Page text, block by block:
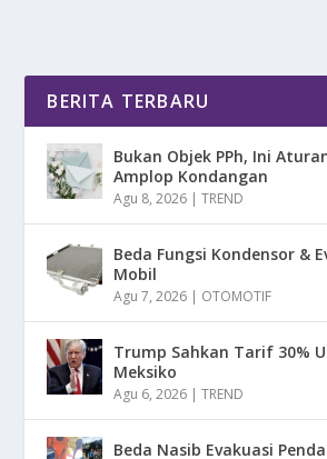
BERITA TERBARU
Bukan Objek PPh, Ini
Amplop Kondangan
Agu 8, 2026 |TREND
Beda Fungsi Kondensor &
Mobil
Agu 7, 2026 | OTOMOTIF
Trump Sahkan Tarif 30%
Meksiko
Agu 6, 2026 |TREND
Beda Nasib Evakuasi